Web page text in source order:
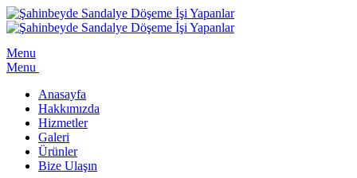
Menu
Menu
Anasayfa
Hakkımızda
Hizmetler
Galeri
Ürünler
Bize Ulaşın